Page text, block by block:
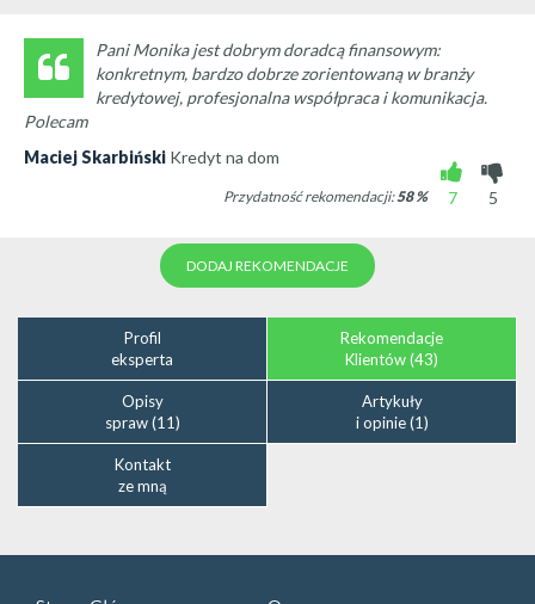
Pani Monika jest dobrym doradcą finansowym:
konkretnym, bardzo dobrze zorientowaną w branży
kredytowej, profesjonalna współpraca i komunikacja.
Polecam
Maciej Skarbiński Kredyt na dom
7
5
Przydatność rekomendacji:58%
DODAJ REKOMENDACJE
Profil
eksperta
Rekomendacje
Klientów (43)
Opisy
spraw (11)
Artykuły
i opinie (1)
Kontakt
ze mną